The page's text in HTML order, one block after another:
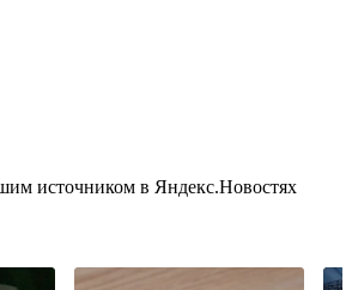
источником в Яндекс.Новостях